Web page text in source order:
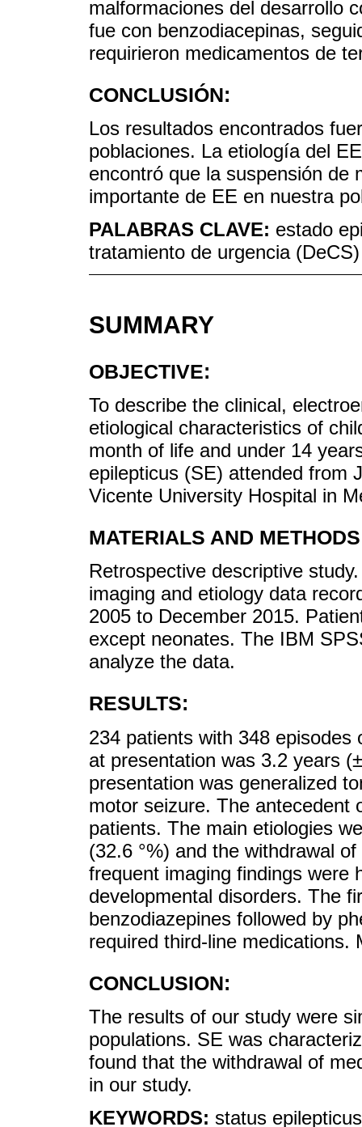
malformaciones del desarrollo
fue con benzodiacepinas,
requirieron medicamentos de
CONCLUSIÓN:
Los resultados encontrados
poblaciones. La etiología del
encontró que la suspensión de
importante de EE en nuestra
PALABRAS CLAVE: estado
tratamiento de urgencia (DeCS)
SUMMARY
OBJECTIVE:
To describe the clinical,
etiological characteristics of
month of life and under 14
epilepticus (SE) attended from
Vicente University Hospital in
MATERIALS AND
Retrospective descriptive
imaging and etiology data
2005 to December 2015.
except neonates. The IBM
analyze the data.
RESULTS:
234 patients with 348
at presentation was 3.2 years
presentation was generalized
motor seizure. The antecedent
patients. The main etiologies
(32.6 °%) and the withdrawal
frequent imaging findings were
developmental disorders. The
benzodiazepines followed by
required third-line medications.
CONCLUSION:
The results of our study were
populations. SE was
found that the withdrawal of
in our study.
KEYWORDS: status